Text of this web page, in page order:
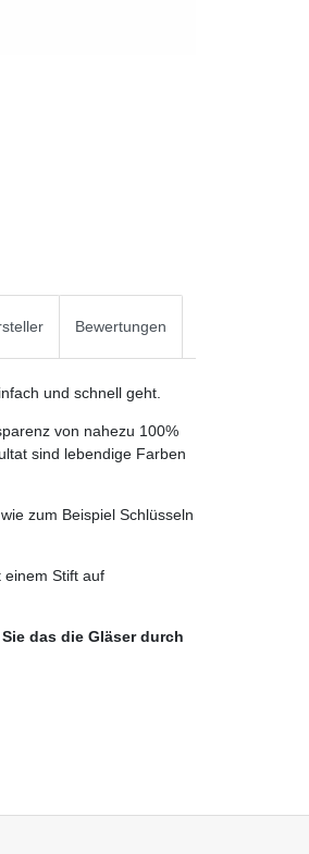
Bewertungen
und schnell geht.
von nahezu 100%
sind lebendige Farben
zum Beispiel Schlüsseln
einem Stift auf
das die Gläser durch